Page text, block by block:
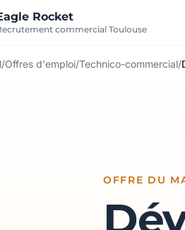
Rocket
commercial Toulouse
/Offres d'emploi/Technico-commercial/
OFFRE DU